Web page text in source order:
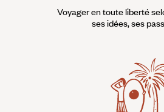
Voyager en toute liberté
ses idées, ses